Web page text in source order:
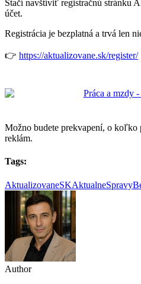
Stačí navštíviť registračnú stránku
účet.
Registrácia je bezplatná a trvá len
👉 https://aktualizovane.sk/register/
Možno budete prekvapení, o koľko
reklám.
Tags:
AktualizovaneSKAktualneSpravy
Author